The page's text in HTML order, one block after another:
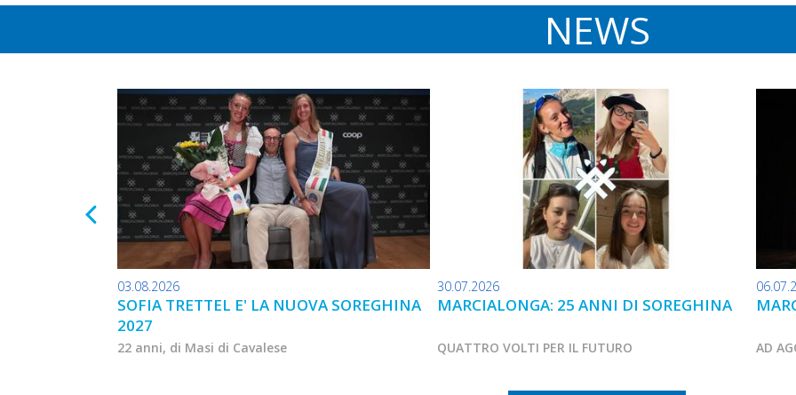
NEWS
03.08.2026
SOFIA TRETTEL E' LA NUOVA SOREGHINA
2027
22 anni, di Masi di Cavalese
30.07.2026
MARCIALONGA: 25 ANNI DI SOREGHINA
QUATTRO VOLTI PER IL FUTURO AD